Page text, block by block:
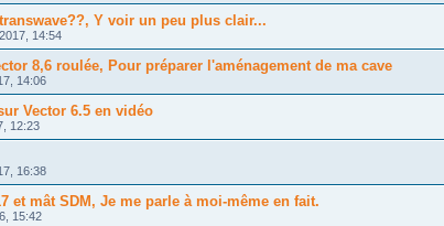
Y voir un peu plus clair...
14:54
8,6 roulée, Pour préparer l'aménagement de ma cave
14:06
Vector 6.5 en vidéo
12:23
16:38
et mât SDM, Je me parle à moi-même en fait.
15:42